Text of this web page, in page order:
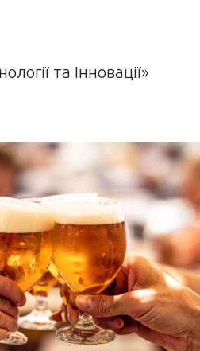
та Інновації»